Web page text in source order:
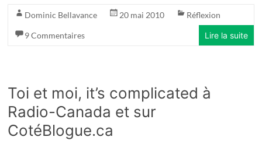
Dominic Bellavance 20 mai 2010 Réflexion
9 Commentaires Lire la suite
Toi et moi, it’s complicated à
Radio-Canada et sur
CotéBlogue.ca